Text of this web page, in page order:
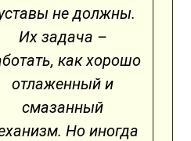
не должны.
Их задача –
как хорошо
отлаженный и
смазанный
Но иногда